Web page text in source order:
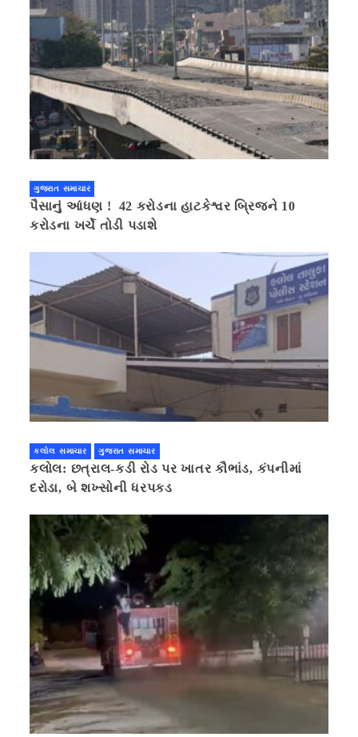
ગુજરાત સમાચાર
પૈસાનું આંધણ ! 42 કરોડના હાટકેશ્વર બ્રિજને 10
કરોડના ખર્ચે તોડી પડાશે
કલોલ સમાચાર ગુજરાત સમાચાર
કલોલ: છત્રાલ-કડી રોડ પર ખાતર કૌભાંડ, કંપનીમાં
દરોડા, બે શખ્સોની ધરપકડ